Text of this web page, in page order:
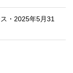
・2025年5月31